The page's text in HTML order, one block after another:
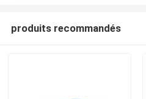
produits recommandés